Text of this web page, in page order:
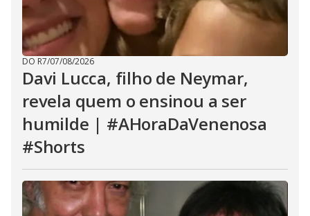
DO R7/07/08/2026
Davi Lucca, filho de Neymar,
revela quem o ensinou a ser
humilde | #AHoraDaVenenosa
#Shorts